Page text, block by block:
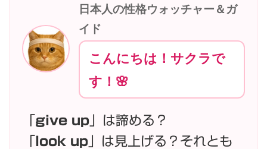
日本人の性格ウォッチャー＆ガ
イド
こんにちは！サクラで
す！🌸
give up 」は諦める？
look up 」は見上げる？それとも